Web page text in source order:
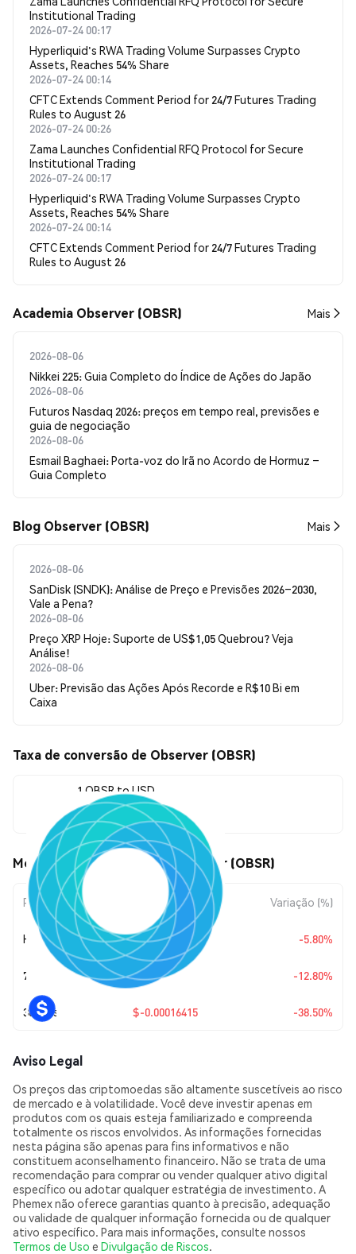
Institutional Trading
2026-07-24 00:17
Hyperliquid's RWA Trading Volume Surpasses Crypto
Assets, Reaches 54% Share
2026-07-24 00:14
CFTC Extends Comment Period for 24/7 Futures Trading
Rules to August 26
2026-07-24 00:26
Zama Launches Confidential RFQ Protocol for Secure
Institutional Trading
2026-07-24 00:17
Hyperliquid's RWA Trading Volume Surpasses Crypto
Assets, Reaches 54% Share
2026-07-24 00:14
CFTC Extends Comment Period for 24/7 Futures Trading
Rules to August 26
Academia Observer (OBSR) Mais
2026-08-06
Nikkei 225: Guia Completo do Índice de Ações do Japão
2026-08-06
Futuros Nasdaq 2026: preços em tempo real, previsões e
guia de negociação
2026-08-06
Esmail Baghaei: Porta-voz do Irã no Acordo de Hormuz –
Guia Completo
Blog Observer (OBSR) Mais
2026-08-06
SanDisk (SNDK): Análise de Preço e Previsões 2026–2030,
Vale a Pena?
2026-08-06
Preço XRP Hoje: Suporte de US$1,05 Quebrou? Veja
Análise!
2026-08-06
Uber: Previsão das Ações Após Recorde e R$10 Bi em
Caixa
Taxa de conversão de Observer (OBSR)
1 OBSR to USD
$0.00026221
Movimentos de preço de Observer (OBSR)
Período Variação do Valor Variação (%)
Hoje $-0.00001614 -5.80%
7 Dias $-0.00003849 -12.80%
30 Dias $-0.00016415 -38.50%
Aviso Legal
Os preços das criptomoedas são altamente suscetíveis ao risco
de mercado e à volatilidade. Você deve investir apenas em
produtos com os quais esteja familiarizado e compreenda
totalmente os riscos envolvidos. As informações fornecidas
nesta página são apenas para fins informativos e não
constituem aconselhamento financeiro. Não se trata de uma
recomendação para comprar ou vender qualquer ativo digital
específico ou adotar qualquer estratégia de investimento. A
Phemex não oferece garantias quanto à precisão, adequação
ou validade de qualquer informação fornecida ou de qualquer
ativo específico. Para mais informações, consulte nossos
Termos de Uso e Divulgação de Riscos.